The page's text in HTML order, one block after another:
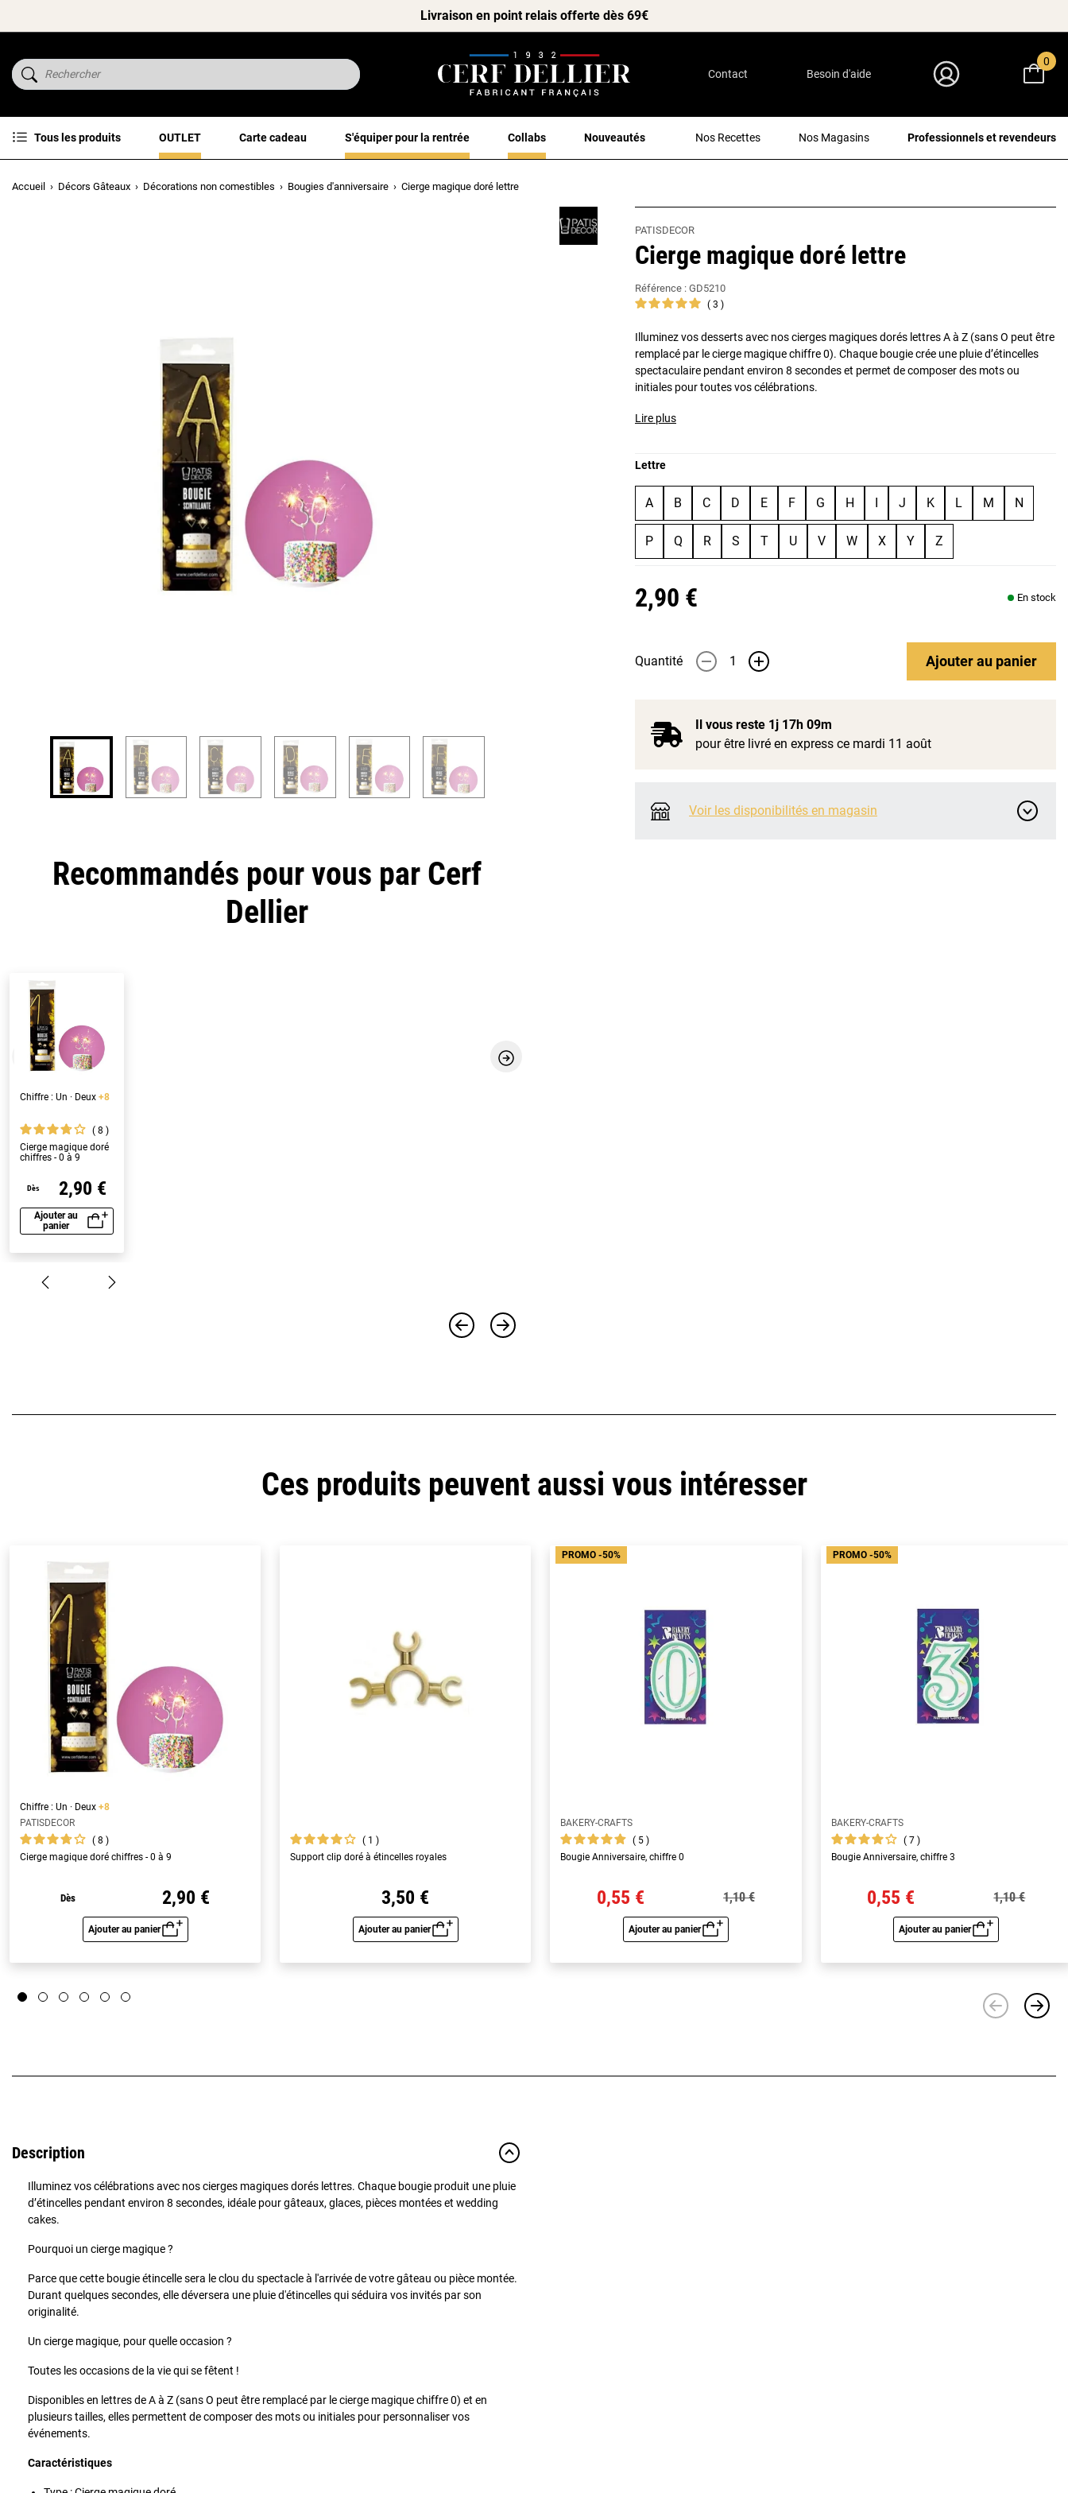
Livraison en point relais offerte dès 69€
Contact Besoin d'aide
0
Tous les produits OUTLET Carte cadeau S'équiper pour la rentrée Collabs Nouveautés Nos Recettes Nos Magasins Professionnels et revendeurs
Accueil Décors Gâteaux Décorations non comestibles Bougies d'anniversaire Cierge magique doré lettre
PATISDECOR
Cierge magique doré lettre
Référence : GD5210
3
Illuminez vos desserts avec nos cierges magiques dorés lettres A à Z (sans O peut être
remplacé par le cierge magique chiffre 0). Chaque bougie crée une pluie d’étincelles
spectaculaire pendant environ 8 secondes et permet de composer des mots ou
initiales pour toutes vos célébrations.
Lire plus
Lettre
A B C D E F G H I J K L M N
P Q R S T U V W X Y Z
2,90 € En stock
Quantité - + Ajouterau panier
Il vous reste 1j 17h 09m
pour être livré en express ce mardi 11 août
Voir les disponibilités en magasin
Recommandés pour vous par Cerf
Dellier
Chiffre : Un · Deux +8
8
Cierge magique doré
chiffres - 0 à 9
Dès 2,90 €
Ajouter au
panierAperçu rapide
Ces produits peuvent aussi vous intéresser
Chiffre : Un · Deux +8
PATISDECOR
8
Cierge magique doré chiffres - 0 à 9
Dès 2,90 €
Ajouter au panier
Aperçu rapide
1
Support clip doré à étincelles royales
3,50 €
Ajouter au panier
Aperçu rapide
BAKERY-CRAFTS
5
Bougie Anniversaire, chiffre 0
0,55 € 1,10 €
Ajouter au panier
Aperçu rapide
PROMO -50%
BAKERY-CRAFTS
7
Bougie Anniversaire, chiffre 3
0,55 € 1,10 €
Ajouter au panier
Aperçu rapide
PROMO -50%
Description
Illuminez vos célébrations avec nos cierges magiques dorés lettres. Chaque bougie produit une pluie
d’étincelles pendant environ 8 secondes, idéale pour gâteaux, glaces, pièces montées et wedding
cakes.
Pourquoi un cierge magique ?
Parce que cette bougie étincelle sera le clou du spectacle à l'arrivée de votre gâteau ou pièce montée.
Durant quelques secondes, elle déversera une pluie d'étincelles qui séduira vos invités par son
originalité.
Un cierge magique, pour quelle occasion ?
Toutes les occasions de la vie qui se fêtent !
Disponibles en lettres de A à Z (sans O peut être remplacé par le cierge magique chiffre 0) et en
plusieurs tailles, elles permettent de composer des mots ou initiales pour personnaliser vos
événements.
Caractéristiques